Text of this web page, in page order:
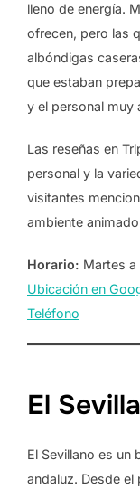
lleno de energía.
ofrecen, pero las
albóndigas
que estaban
y el personal muy
Las reseñas en
personal y la
visitantes
ambiente
Horario: Martes
Ubicación en
Teléfono
El
El Sevillano es un
andaluz. Desde